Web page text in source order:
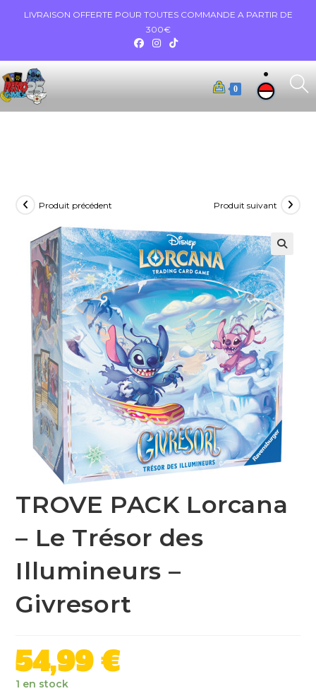
LIVRAISON OFFERTE POUR TOUTES COMMANDE A PARTIR DE
300€
0
Produit précédent Produit suivant
TROVE PACK Lorcana
– Le Trésor des
Illumineurs –
Givresort
54,99€
1 en stock